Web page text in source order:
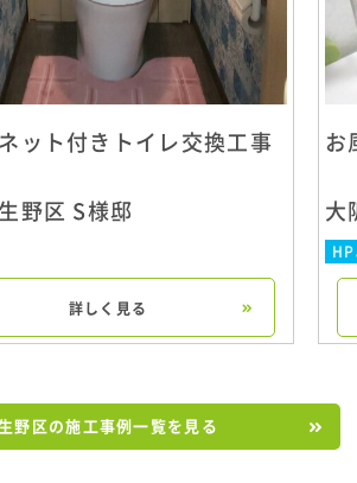
ット付きトイレ交換工事
野区 S様邸
詳しく見る
お
大
HP
野区の施工事例一覧を見る